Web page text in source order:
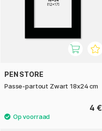
PEN STORE
Passe-partout Zwart 18x24 cm
4 €